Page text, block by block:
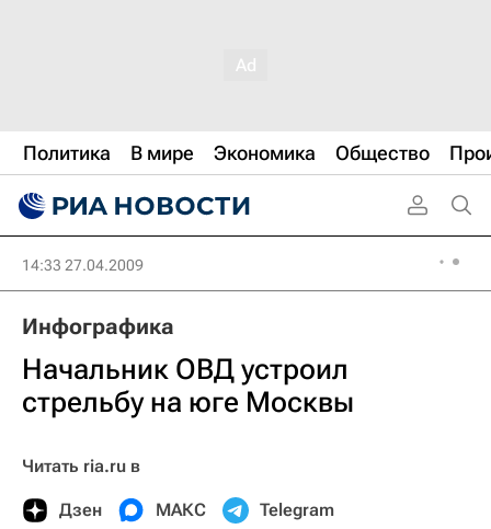
Политика В мире Экономика Общество
14:33 27.04.2009
Инфографика
Начальник ОВД устроил
стрельбу на юге Москвы
Читать ria.ru в
Дзен МАКС Telegram